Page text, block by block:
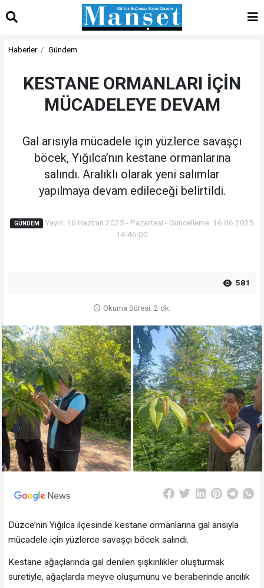
Haberler Gündem
KESTANE ORMANLARI İÇİN
MÜCADELEYE DEVAM
Gal arısıyla mücadele için yüzlerce savaşçı
böcek, Yığılca’nın kestane ormanlarına
salındı. Aralıklı olarak yeni salımlar
yapılmaya devam edileceği belirtildi.
GÜNDEM
Yayın: 16 Haziran 2025 - Pazartesi - Güncelleme: 16.06.2025
14:46:00
581
Okuma Süresi: 2 dk.
Düzce’nin Yığılca ilçesinde kestane ormanlarına gal arısıyla
mücadele için yüzlerce savaşçı böcek salındı.
Kestane ağaçlarında gal denilen şişkinlikler oluşturmak
suretiyle, ağaçlarda meyve oluşumunu ve beraberinde arıcılık